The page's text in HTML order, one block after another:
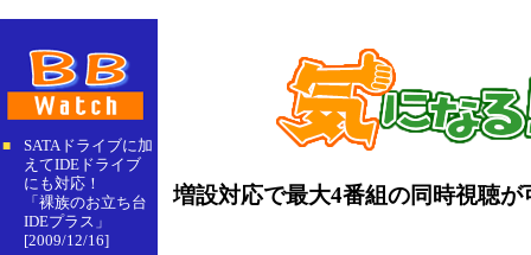
■
SATAドライブに加
えてIDEドライブ
にも対応！
「裸族のお立ち台
IDEプラス」
[2009/12/16]
増設対応で最大4番組の同時視聴